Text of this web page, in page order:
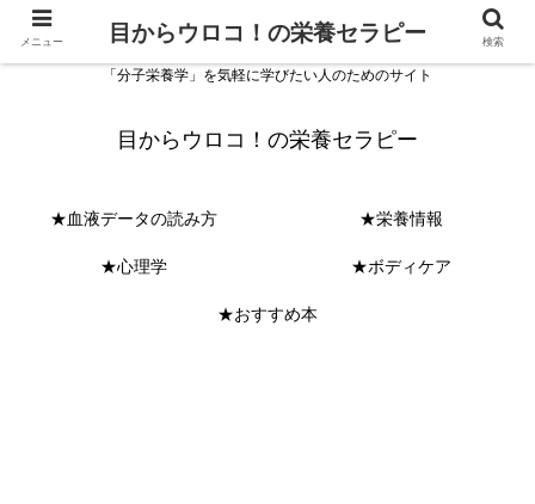
「分子栄養学」を気軽に学びたい人のためのサイト
目からウロコ！の栄養セラピー
★血液データの読み方 ★栄養情報
★心理学 ★ボディケア
★おすすめ本
メニュー 目からウロコ！の栄養セラピー 検索